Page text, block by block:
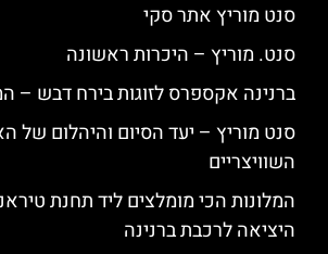
סנט מוריץ אתר סקי
סנט. מוריץ – היכרות ראשונה
ברנינה אקספרס לזוגות בירח דבש –
סנט מוריץ – יעד הסיום והיהלום של
השוויצריים
המלונות הכי מומלצים ליד תחנת
היציאה לרכבת ברנינה